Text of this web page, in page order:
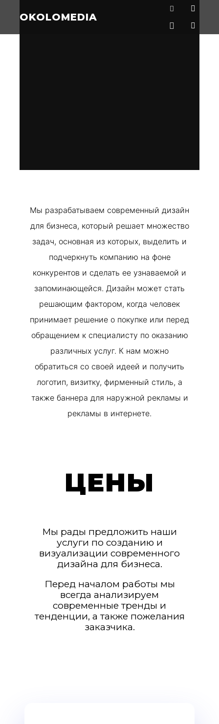
OKOLOMEDIA
Мы разрабатываем современный дизайн
для бизнеса, который решает множество
задач, основная из которых, выделить и
подчеркнуть компанию на фоне
конкурентов и сделать ее узнаваемой и
запоминающейся. Дизайн может стать
решающим фактором, когда человек
принимает решение о покупке или перед
обращением к специалисту по оказанию
различных услуг. К нам можно
обратиться со своей идеей и получить
логотип, визитку, фирменный стиль, а
также баннера для наружной рекламы и
рекламы в интернете.
ЦЕНЫ
Мы рады предложить наши
услуги по созданию и
визуализации современного
дизайна для бизнеса.
Перед началом работы мы
всегда анализируем
современные тренды и
тенденции, а также пожелания
заказчика.